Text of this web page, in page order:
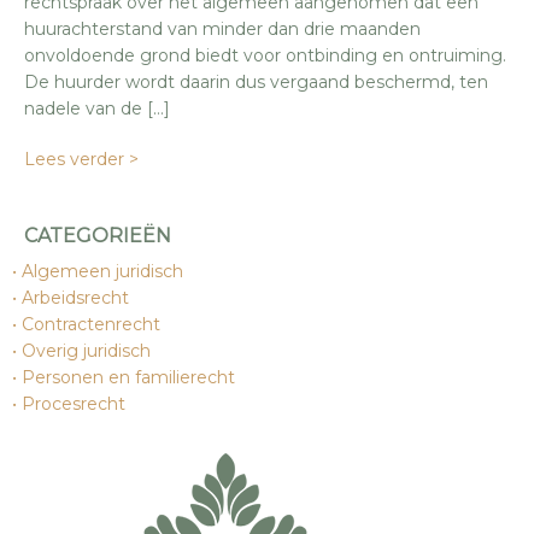
huurachterstand van minder dan drie maanden
onvoldoende grond biedt voor ontbinding en ontruiming.
De huurder wordt daarin dus vergaand beschermd, ten
nadele van de […]
Lees verder >
CATEGORIEËN
Algemeen juridisch
Arbeidsrecht
Contractenrecht
Overig juridisch
Personen en familierecht
Procesrecht